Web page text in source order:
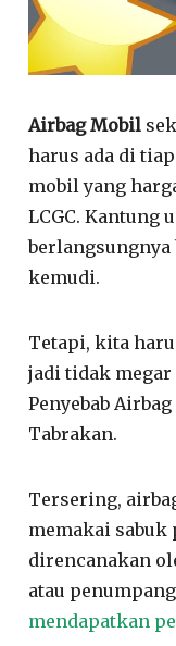
Airbag Mobil
harus ada di
mobil yang
LCGC. Kantung
berlangsungnya
kemudi.
Tetapi, kita
jadi tidak megar
Penyebab
Tabrakan.
Tersering,
memakai sabuk
direncanakan
atau
mendapatkan